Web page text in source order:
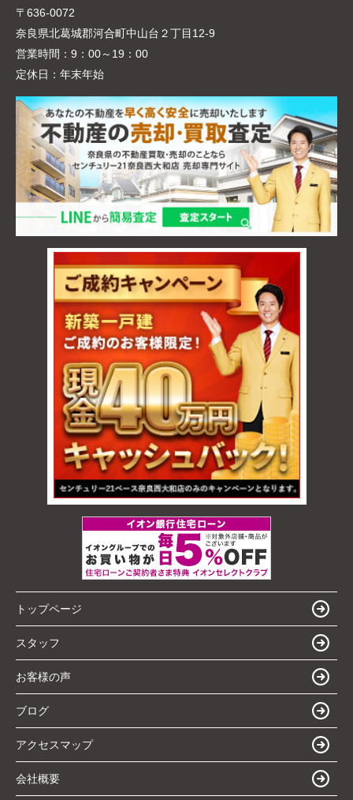
〒636-0072
奈良県北葛城郡河合町中山台２丁目12-9
営業時間： 9：00～19：00
定休日： 年末年始
トップページ
スタッフ
お客様の声
ブログ
アクセスマップ
会社概要